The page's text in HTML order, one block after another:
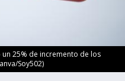
un 25% de incremento de los
Soy502)